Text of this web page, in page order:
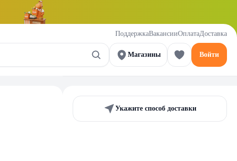
ПоддержкаВакансииОплатаДоставка
Магазины Войти
Укажите способ доставки